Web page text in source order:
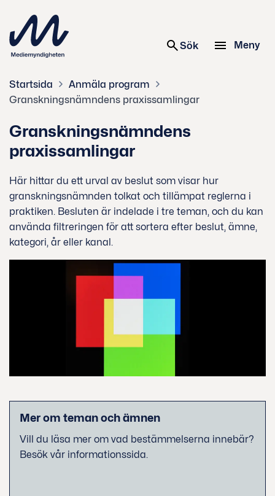
Sök Meny
Startsida
Anmäla program
Granskningsnämndens praxissamlingar
Granskningsnämndens
praxissamlingar
Här hittar du ett urval av beslut som visar hur
granskningsnämnden tolkat och tillämpat reglerna i
praktiken. Besluten är indelade i tre teman, och du kan
använda filtreringen för att sortera efter beslut, ämne,
kategori, år eller kanal.
Mer om teman och ämnen
Vill du läsa mer om vad bestämmelserna innebär?
Besök vår informationssida.